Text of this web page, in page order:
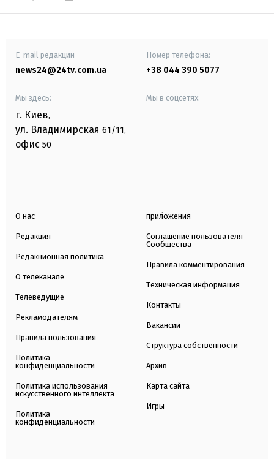
E-mail редакции
news24@24tv.com.ua
Номер телефона:
+38 044 390 5077
Мы здесь:
г. Киев,
ул. Владимирская 61/11,
офис 50
Мы в соцсетях:
О нас
Редакция
Редакционная политика
О телеканале
Телеведущие
Рекламодателям
Правила пользования
Политика
конфиденциальности
Политика использования
искусственного интеллекта
Политика
конфиденциальности
приложения
Соглашение пользователя
Сообщества
Правила комментирования
Техническая информация
Контакты
Вакансии
Структура собственности
Архив
Карта сайта
Игры